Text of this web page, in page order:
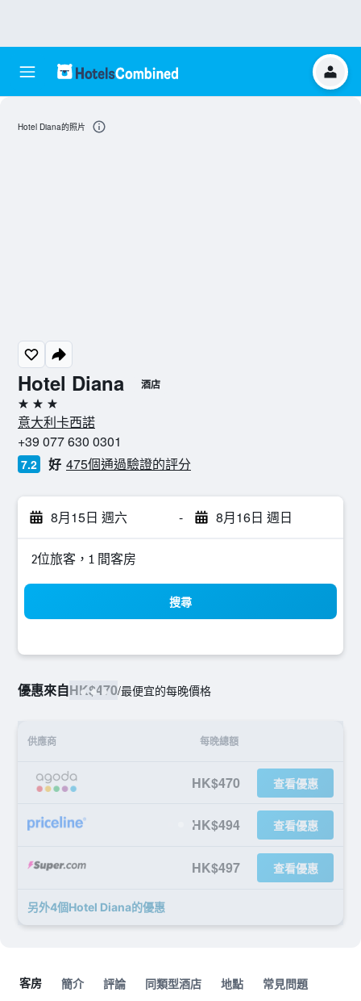
Hotel Diana 酒店
3星級
意大利卡西諾
+39 077 630 0301
7.2 好 475個通過驗證的評分
8月15日 週六 - 8月16日 週日
2位旅客，1 間客房
搜尋
優惠來自HK$470/最便宜的每晚價格
供應商 每晚總額
HK$470 查看優惠
HK$494 查看優惠
HK$497 查看優惠
另外4個Hotel Diana​的優惠
Hotel Diana的照片
客房 簡介 評論 同類型酒店 地點 常見問題